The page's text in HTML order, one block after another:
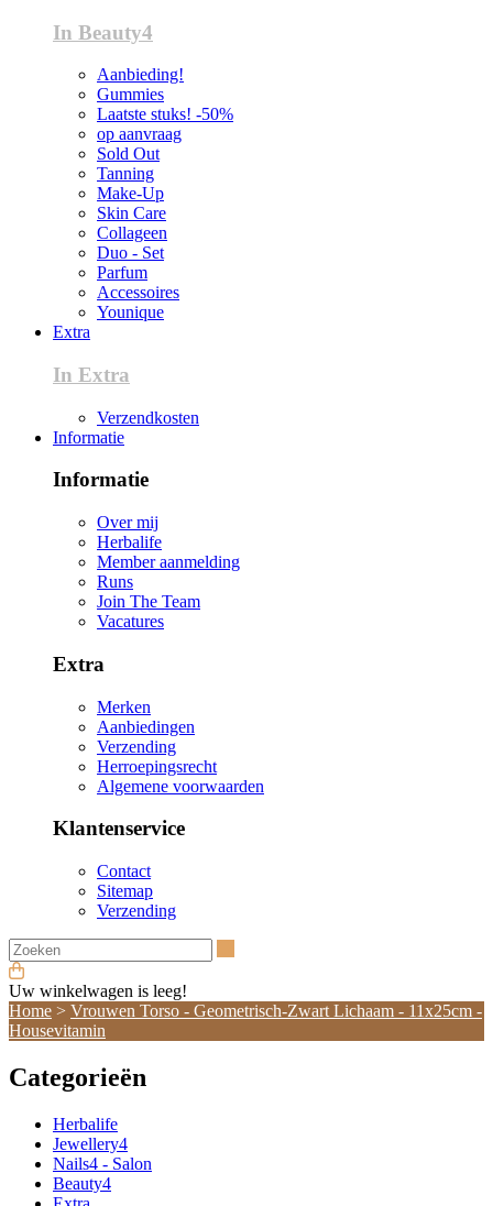
In Beauty4
Aanbieding!
Gummies
Laatste stuks! -50%
op aanvraag
Sold Out
Tanning
Make-Up
Skin Care
Collageen
Duo - Set
Parfum
Accessoires
Younique
Extra
In Extra
Verzendkosten
Informatie
Informatie
Over mij
Herbalife
Member aanmelding
Runs
Join The Team
Vacatures
Extra
Merken
Aanbiedingen
Verzending
Herroepingsrecht
Algemene voorwaarden
Klantenservice
Contact
Sitemap
Verzending
Uw winkelwagen is leeg!
Home > Vrouwen Torso - Geometrisch-Zwart Lichaam - 11x25cm -
Housevitamin
Categorieën
Herbalife
Jewellery4
Nails4 - Salon
Beauty4